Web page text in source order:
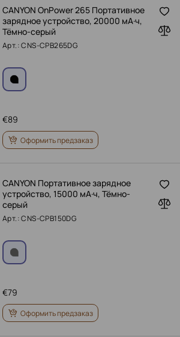
CANYON OnPower 265 Портативное
зарядное устройство, 20000 мА·ч,
Тёмно-серый
Арт.: CNS-CPB265DG
89
€
Оформить предзаказ
CANYON Портативное зарядное
устройство, 15000 мА·ч, Тёмно-
серый
Арт.: CNS-CPB150DG
79
€
Оформить предзаказ